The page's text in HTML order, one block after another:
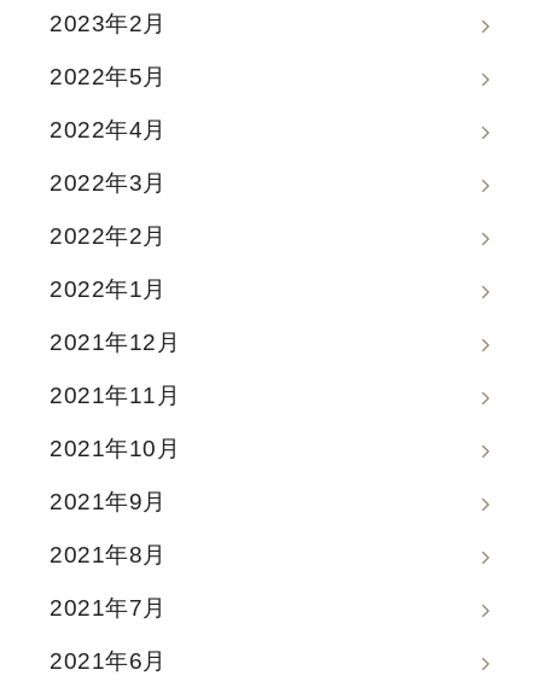
2023年2月
2022年5月
2022年4月
2022年3月
2022年2月
2022年1月
2021年12月
2021年11月
2021年10月
2021年9月
2021年8月
2021年7月
2021年6月